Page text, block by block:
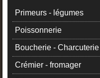
Primeurs - légumes
Poissonnerie
Boucherie - Charcuterie
Crémier - fromager